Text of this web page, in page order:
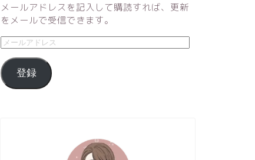
メールアドレスを記入して購読すれば、更新
をメールで受信できます。
登録